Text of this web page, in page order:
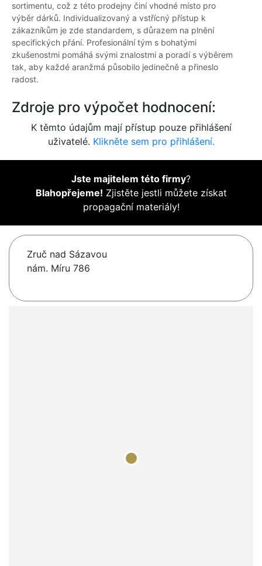
sortimentu, což z této prodejny činí vhodné místo pro
výběr dárků. Individualizovaný a vstřícný přístup k
zákazníkům je zde standardem, s důrazem na plnění
specifických přání. Profesionální tým s bohatými
zkušenostmi pomáhá svými znalostmi a poradí s výběrem
tak, aby každé aranžmá působilo jedinečně a přineslo
radost.
Zdroje pro výpočet hodnocení:
K těmto údajům mají přístup pouze přihlášení
uživatelé. Klikněte sem pro přihlášení.
Jste majitelem této firmy?
Blahopřejeme! Zjistěte jestli můžete získat
propagační materiály!
Zruč nad Sázavou
nám. Míru 786